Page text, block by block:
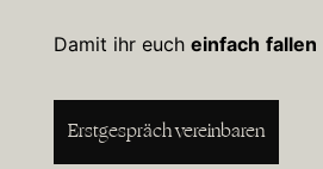
Damit ihr euch einfach fallen
Erstgespräch vereinbaren